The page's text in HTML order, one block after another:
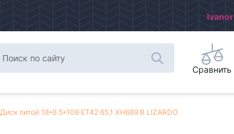
Ivanor
Сравнить
Диск литой 18*8 5*108 ET42 65,1 XH689 B LIZARDO